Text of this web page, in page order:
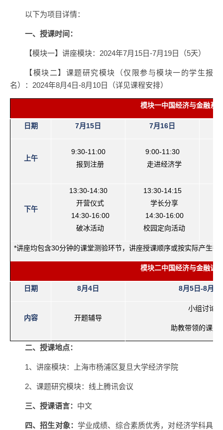
以下为项目详情：
一、授课时间：
【模块一】讲座模块：2024年7月15日-7月19日（5天）
【模块二】课题研究模块（仅限参与模块一的学生报
名）：2024年8月4日-8月10日（详见课程安排）
模块一中国经济与金融系
日期 7月 15 日 7月 16 日
上午
9:30-11:00
报到注册
9:00-11:30
走进经济学
下午
13:30-14:30
开营仪式
14:30-16:00
破冰活动
13:30-14:15
学长分享
14:30-16:00
校园定向活动
*讲座均包含30分钟的课堂测验环节，讲座授课顺序或按实际产生微
模块二中国经济与金融课
日期 8月4 日 8月5 日-8月
内容 开题辅导
小组讨论
助教带领的课题
二、授课地点：
1、讲座模块：上海市杨浦区复旦大学经济学院
2、课题研究模块：线上腾讯会议
三、授课语言： 中文
四、招生对象： 学业成绩、综合素质优秀，对经济学科具